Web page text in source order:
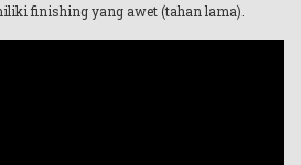
finishing yang awet (tahan lama).